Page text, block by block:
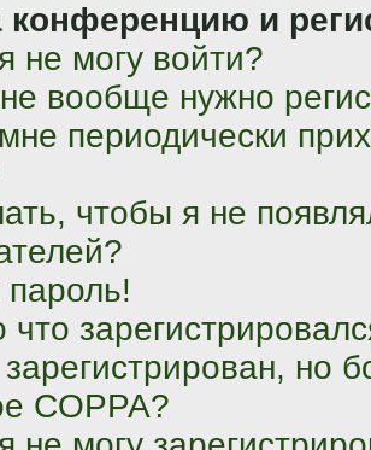
конференцию и
не могу войти?
вообще нужно
периодически
чтобы я не
что
но
COPPA?